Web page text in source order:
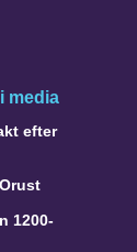
media
efter
1200-